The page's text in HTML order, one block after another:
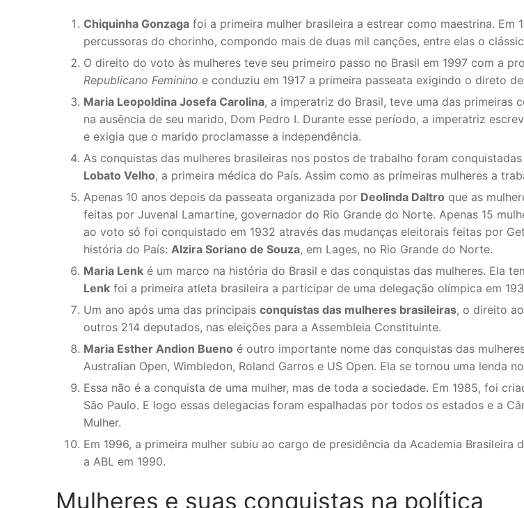
Chiquinha Gonzaga foi a primeira mulher brasileira a estrear como maestrina. Em
percussoras do chorinho, compondo mais de duas mil canções, entre elas o
O direito do voto às mulheres teve seu primeiro passo no Brasil em 1997 com a
Republicano Feminino e conduziu em 1917 a primeira passeata exigindo o direto
Maria Leopoldina Josefa Carolina, a imperatriz do Brasil, teve uma das primeiras
na ausência de seu marido, Dom Pedro I. Durante esse período, a imperatriz
e exigia que o marido proclamasse a independência.
As conquistas das mulheres brasileiras nos postos de trabalho foram
Lobato Velho, a primeira médica do País. Assim como as primeiras mulheres a
Apenas 10 anos depois da passeata organizada por Deolinda Daltro que as
feitas por Juvenal Lamartine, governador do Rio Grande do Norte. Apenas 15
ao voto só foi conquistado em 1932 através das mudanças eleitorais feitas por
história do País: Alzira Soriano de Souza, em Lages, no Rio Grande do Norte.
Maria Lenk é um marco na história do Brasil e das conquistas das mulheres. Ela
Lenk foi a primeira atleta brasileira a participar de uma delegação olímpica em
Um ano após uma das principais conquistas das mulheres brasileiras, o direito
outros 214 deputados, nas eleições para a Assembleia Constituinte.
Maria Esther Andion Bueno é outro importante nome das conquistas das
Australian Open, Wimbledon, Roland Garros e US Open. Ela se tornou uma lenda
Essa não é a conquista de uma mulher, mas de toda a sociedade. Em 1985, foi
São Paulo. E logo essas delegacias foram espalhadas por todos os estados e a
Mulher.
Em 1996, a primeira mulher subiu ao cargo de presidência da Academia Brasileira
a ABL em 1990.
Mulheres e suas conquistas na política